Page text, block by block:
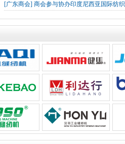
[广东商会] 商会参与协办印度尼西亚国际纺